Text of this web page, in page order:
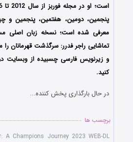
پنجمین، دومین، هفتمین، پنجمین و
معرفی شده‌ است؛ نسخه زبان اصلی
تماشایی راجر فدرر: سرگذشت قهرمانان را
و زیرنویس فارسی چسبیده از وبسایت
کنید.
در حال بارگذاری پخش کننده...
برچسب ها
A Champions Journey 2023 WEB-DL